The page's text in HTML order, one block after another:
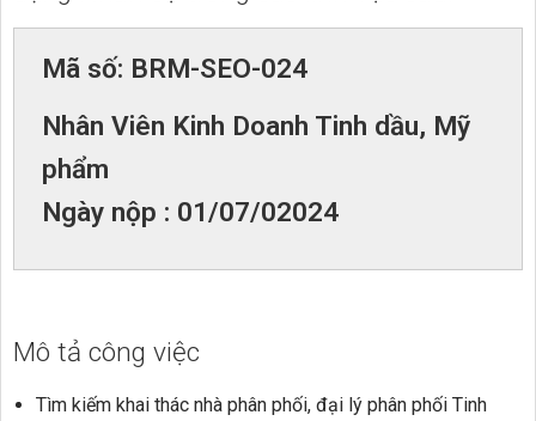
Mã số: BRM-SEO-024
Nhân Viên Kinh Doanh Tinh dầu, Mỹ
phẩm
Ngày nộp : 01/07/02024
Mô tả công việc
Tìm kiếm khai thác nhà phân phối, đại lý phân phối Tinh